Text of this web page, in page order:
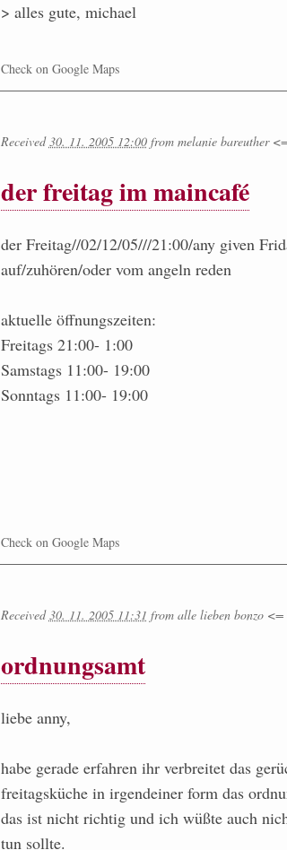
> alles gute, michael
Check on Google Maps
Received30. 11. 2005 12:00from melanie bareuther
der freitag im maincafé
der Freitag//02/12/05///21:00/any given
auf/zuhören/oder vom angeln reden
aktuelle öffnungszeiten:
Freitags 21:00- 1:00
Samstags 11:00- 19:00
Sonntags 11:00- 19:00
Check on Google Maps
Received30. 11. 2005 11:31 from alle lieben bonzo
ordnungsamt
liebe anny,
habe gerade erfahren ihr verbreitet das
freitagsküche in irgendeiner form das
das ist nicht richtig und ich wüßte auch
tun sollte.